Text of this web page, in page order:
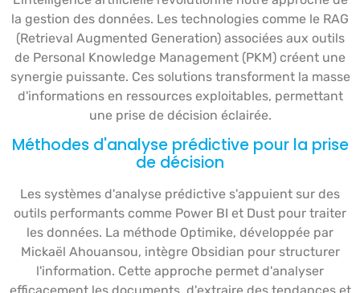
la gestion des données. Les technologies comme le RAG
(Retrieval Augmented Generation) associées aux outils
de Personal Knowledge Management (PKM) créent une
synergie puissante. Ces solutions transforment la masse
d'informations en ressources exploitables, permettant
une prise de décision éclairée.
Méthodes d'analyse prédictive pour la prise
de décision
Les systèmes d'analyse prédictive s'appuient sur des
outils performants comme Power BI et Dust pour traiter
les données. La méthode Optimike, développée par
Mickaël Ahouansou, intègre Obsidian pour structurer
l'information. Cette approche permet d'analyser